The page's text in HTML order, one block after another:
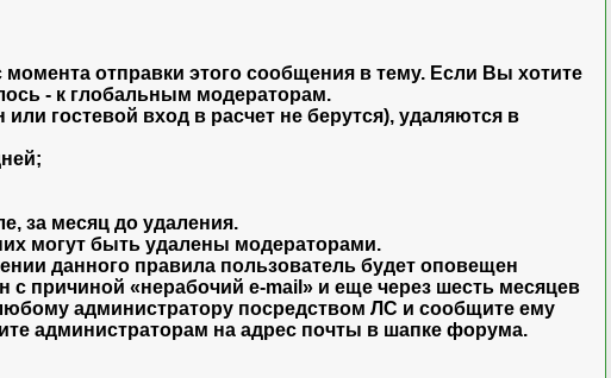
отправки этого сообщения в тему. Если Вы хотите
- к глобальным модераторам.
гостевой вход в расчет не берутся), удаляются в
за месяц до удаления.
могут быть удалены модераторами.
данного правила пользователь будет оповещен
причиной «нерабочий e-mail» и еще через шесть месяцев
администратору посредством ЛС и сообщите ему
администраторам на адрес почты в шапке форума.